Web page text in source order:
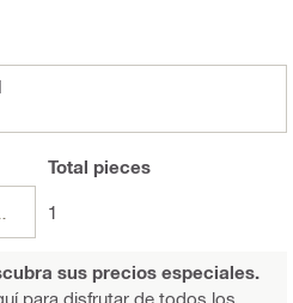
Total pieces
1
sus precios especiales.
para disfrutar de todos los